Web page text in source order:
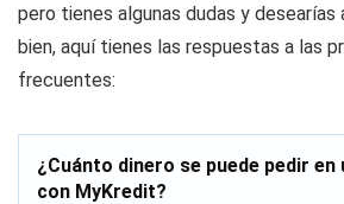
pero tienes algunas dudas y desearías
bien, aquí tienes las respuestas a las
frecuentes:
¿Cuánto dinero se puede pedir
con MyKredit?